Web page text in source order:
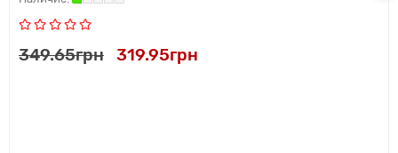
349.65грн 319.95грн